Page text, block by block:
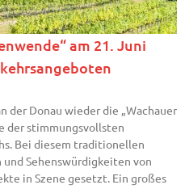
am 21. Juni
der Donau wieder die „Wachauer
der stimmungsvollsten
Bei diesem traditionellen
Sehenswürdigkeiten von
in Szene gesetzt. Ein großes